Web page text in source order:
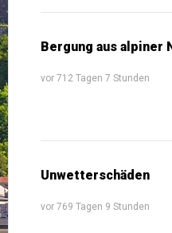
Bergung aus alpiner
vor 712 Tagen 7 Stunden
Unwetterschäden
vor 769 Tagen 9 Stunden